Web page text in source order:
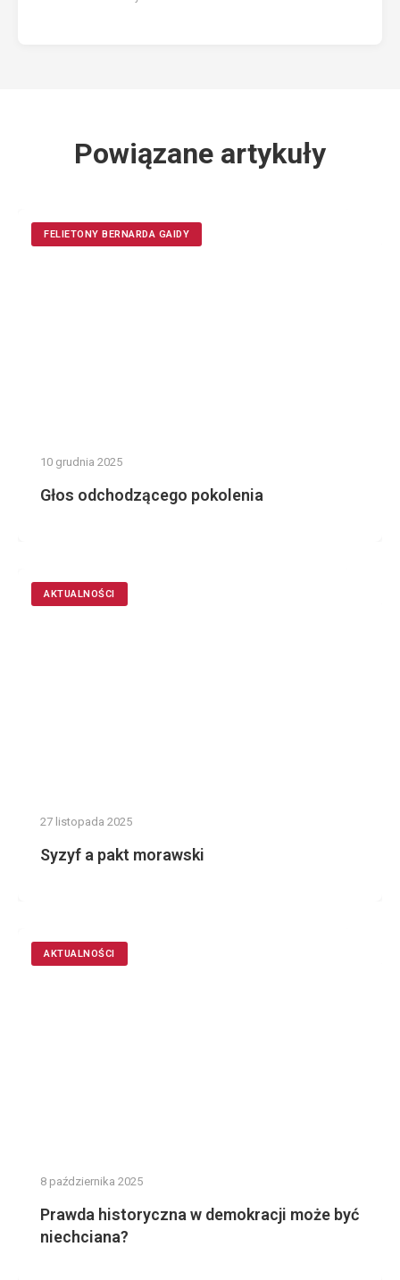
Powiązane artykuły
FELIETONY BERNARDA GAIDY
10 grudnia 2025
Głos odchodzącego pokolenia
AKTUALNOŚCI
27 listopada 2025
Syzyf a pakt morawski
AKTUALNOŚCI
8 października 2025
Prawda historyczna w demokracji może być
niechciana?